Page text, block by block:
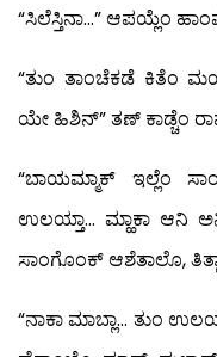
“ಸಿಲೆಸ್ತಿನಾ…” ಆಪಯ್ಲೆಂ
“ತುಂ ತಾಂಚೆಕಡೆ ಕಿತೆಂ
ಯೇ ಹಿಶಿನ್” ತಣ್ ಕಾಡ್ಚೆಂ
“ಬಾಯಮ್ಮಾಕ್ ಇಲ್ಲೆಂ
ಉಲಯ್ತಾ… ಮ್ಹಾಕಾ ಆನಿ
ಸಾಂಗೊಂಕ್ ಆಶೆತಾಲೊ,
“ನಾಕಾ ಮಾಬ್ಲಾ… ತುಂ